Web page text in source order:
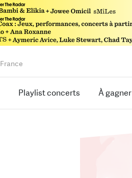
Playlist concerts À gagner